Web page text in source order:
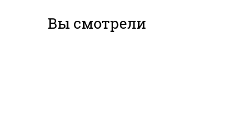
Вы смотрели